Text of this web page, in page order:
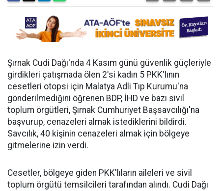
Şırnak Cudi Dağı'nda 4 Kasım günü güvenlik güçleriyle
girdikleri çatışmada ölen 2'si kadın 5 PKK'lının
cesetleri otopsi için Malatya Adli Tıp Kurumu'na
gönderilmediğini öğrenen BDP, İHD ve bazı sivil
toplum örgütleri, Şırnak Cumhuriyet Başsavcılığı'na
başvurup, cenazeleri almak istediklerini bildirdi.
Savcılık, 40 kişinin cenazeleri almak için bölgeye
gitmelerine izin verdi.
Cesetler, bölgeye giden PKK'lıların aileleri ve sivil
toplum örgütü temsilcileri tarafından alındı. Cudi Dağı